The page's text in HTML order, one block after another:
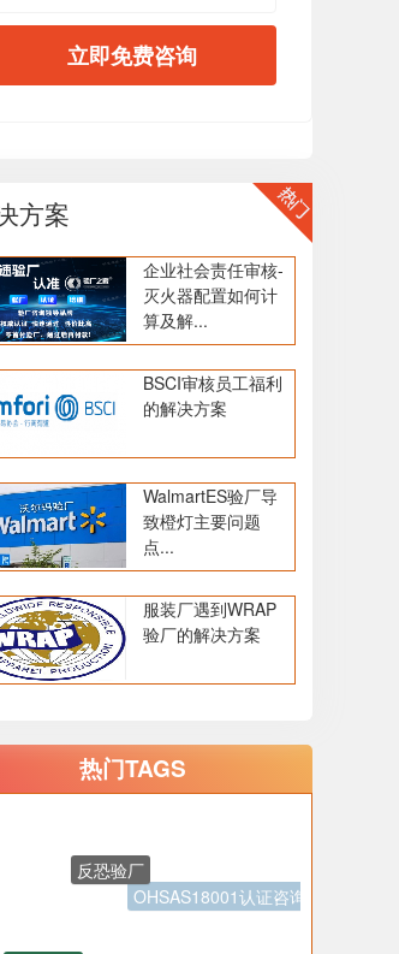
立即免费咨询
方案
企业社会责任审核-
灭火器配置如何计
算及解...
BSCI审核员工福利
的解决方案
WalmartES验厂导
致橙灯主要问题
点...
服装厂遇到WRAP
验厂的解决方案
热门TAGS
OHSAS18001认证咨询
反恐验厂